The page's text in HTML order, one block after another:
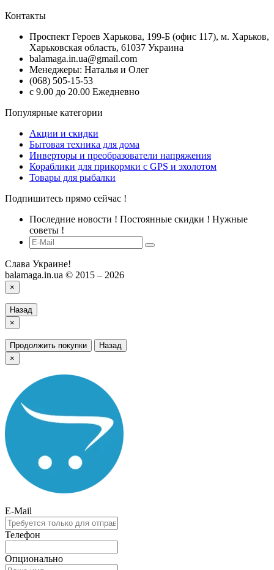
Контакты
Проспект Героев Харькова, 199-Б (офис 117), м. Харьков,
Харьковская область, 61037 Украина
balamaga.in.ua@gmail.com
Менеджеры: Наталья и Олег
(068) 505-15-53
с 9.00 до 20.00 Ежедневно
Популярные категории
Акции и скидки
Бытовая техника для дома
Инверторы и преобразователи напряжения
Кораблики для прикормки с GPS и эхолотом
Товары для рыбалки
Подпишитесь прямо сейчас !
Последние новости ! Постоянные скидки ! Нужные
советы !
Слава Украине!
balamaga.in.ua © 2015 – 2026
×
Назад
×
Продолжить покупки
Назад
×
E-Mail
Телефон
Опционально